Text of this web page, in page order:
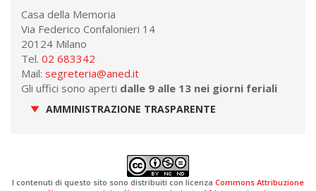
Casa della Memoria
Via Federico Confalonieri 14
20124 Milano
Tel. 02 683342
Mail: segreteria@aned.it
Gli uffici sono aperti dalle 9 alle 13 nei giorni feriali
AMMINISTRAZIONE TRASPARENTE
I contenuti di questo sito sono distribuiti con licenza Commons Attribuzione